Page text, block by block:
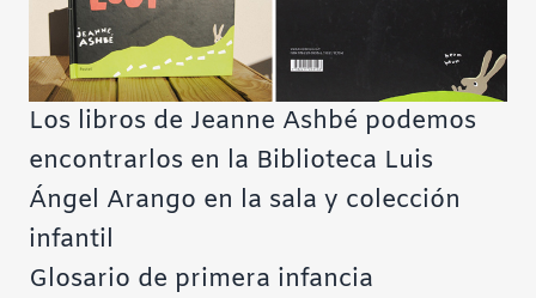
Los libros de Jeanne Ashbé podemos
encontrarlos en la Biblioteca Luis
Ángel Arango en la sala y colección
infantil
Glosario de primera infancia